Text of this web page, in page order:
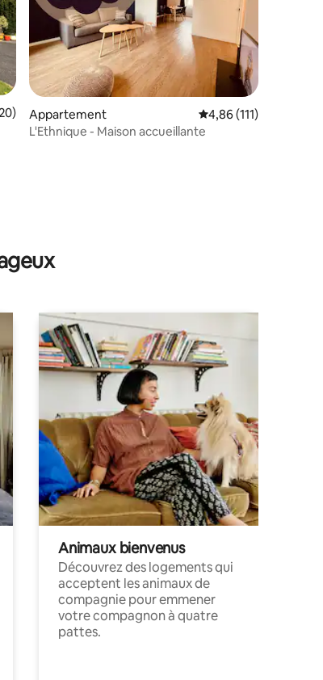
: 4,9 sur 5
moyenne sur la base de 20 commentaires : 4,9 sur 5
Appartement Évaluation moyenne
4,86 (111)
L'Ethnique - Maison accueillante
Animaux bienvenus
Découvrez des logements qui
acceptent les animaux de
compagnie pour emmener
votre compagnon à quatre
pattes.